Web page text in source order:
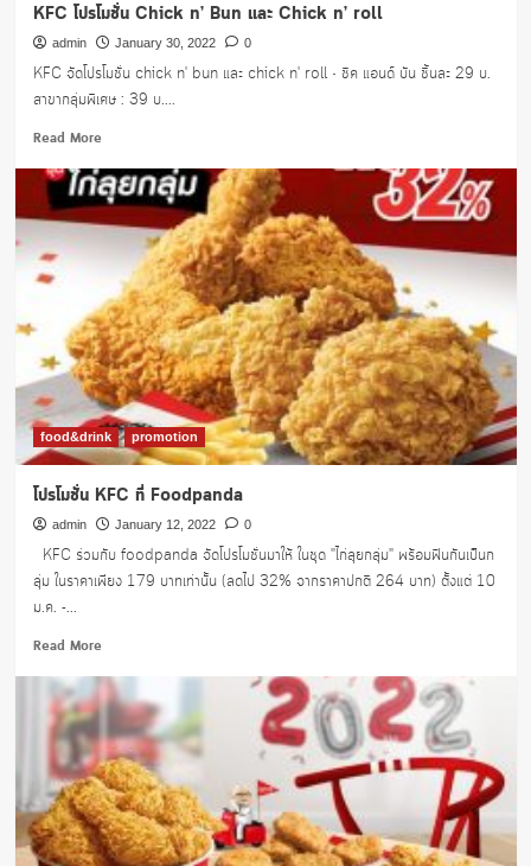
KFC โปรโมชั่น Chick n’ Bun และ Chick n’ roll
admin January 30, 2022 0
KFC จัดโปรโมชั่น chick n' bun และ chick n' roll • ชิค แอนด์ บัน ชิ้นละ 29 บ.
สาขากลุ่มพิเศษ : 39 บ....
Read MoreRead
about
KFC
โปร
Chick
n’
Bun
และ
Chick
n’
roll
food&drink promotion
โปรโมชั่น KFC ที่ Foodpanda
admin January 12, 2022 0
KFC ร่วมกับ foodpanda จัดโปรโมชั่นมาให้ ในชุด "ไก่ลุยกลุ่ม" พร้อมฟินกันเป็นก
ลุ่ม ในราคาเพียง 179 บาทเท่านั้น (ลดไป 32% จากราคาปกติ 264 บาท) ตั้งแต่ 10
ม.ค. -...
Read MoreRead
about
โปร
โม
ชั่น
KFC
ที่
Foodpanda